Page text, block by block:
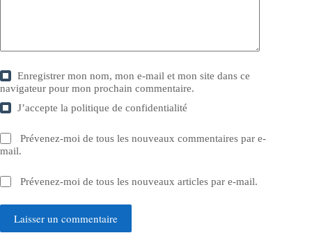
Enregistrer mon nom, mon e-mail et mon site dans ce
navigateur pour mon prochain commentaire.
J’accepte lapolitique de confidentialité
Prévenez-moi de tous les nouveaux commentaires par e-
mail.
Prévenez-moi de tous les nouveaux articles par e-mail.
Laisser un commentaire